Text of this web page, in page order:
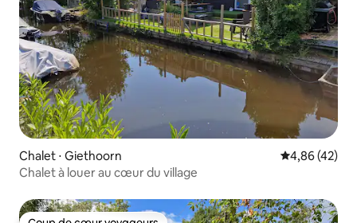
Chalet ⋅ Giethoorn Évaluation
4,86 (42)
Chalet à louer au cœur du village